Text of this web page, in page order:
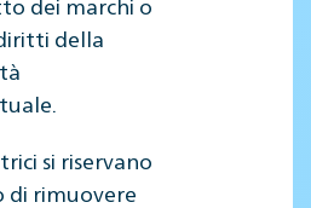
della
si riservano
di rimuovere